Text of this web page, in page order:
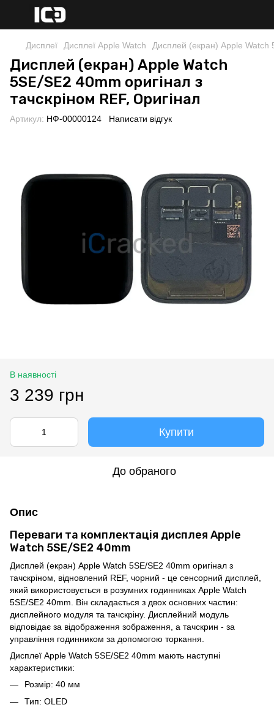
Дисплеї Дисплеї Apple Watch Дисплей (екран) Apple Watch
Дисплей (екран) Apple Watch
5SE/SE2 40mm оригінал з
тачскріном REF, Оригінал
Артикул: НФ-00000124 Написати відгук
В наявності
3 239 грн
Купити
До обраного
Опис
Переваги та комплектація дисплея Apple
Watch 5SE/SE2 40mm
Дисплей (екран) Apple Watch 5SE/SE2 40mm оригінал з
тачскріном, відновлений REF, чорний - це сенсорний дисплей,
який використовується в розумних годинниках Apple Watch
5SE/SE2 40mm. Він складається з двох основних частин:
дисплейного модуля та тачскріну. Дисплейний модуль
відповідає за відображення зображення, а тачскрин - за
управління годинником за допомогою торкання.
Дисплеї Apple Watch 5SE/SE2 40mm мають наступні
характеристики:
Розмір: 40 мм
Тип: OLED